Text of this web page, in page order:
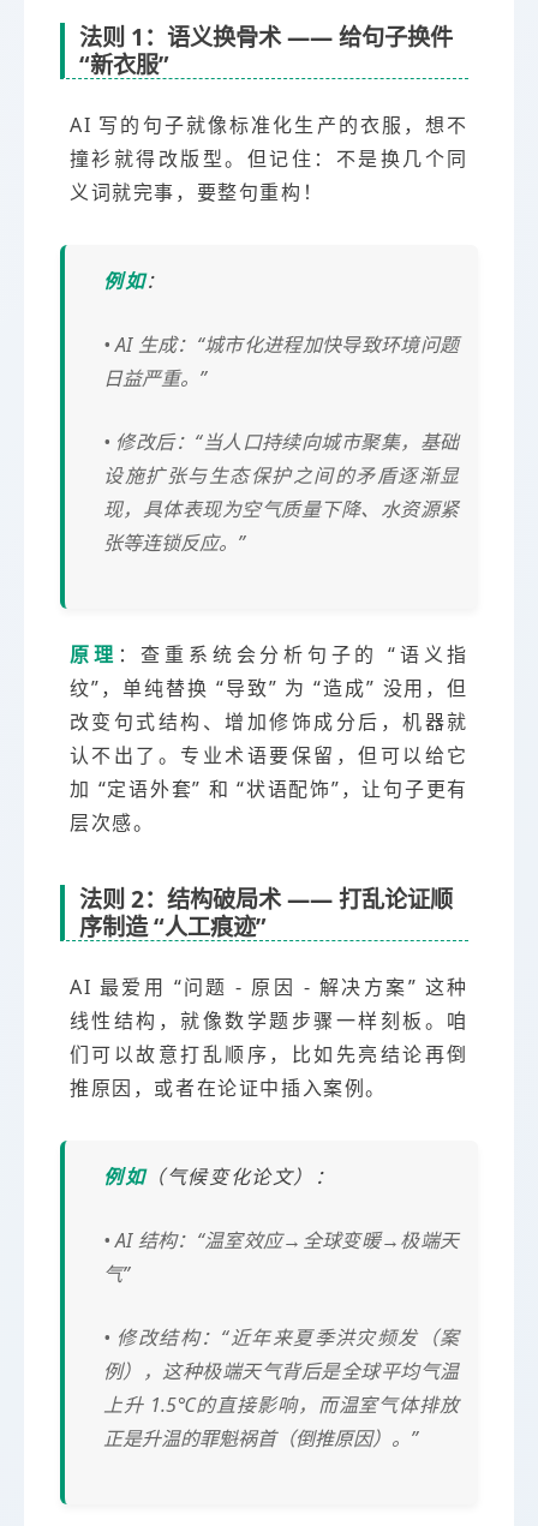
法则 1：语义换骨术 —— 给句子换件
“新衣服”
AI 写的句子就像标准化生产的衣服，想不
撞衫就得改版型。但记住：不是换几个同
义词就完事，要整句重构！
例如：
• AI 生成：“城市化进程加快导致环境问题
日益严重。”
• 修改后：“当人口持续向城市聚集，基础
设施扩张与生态保护之间的矛盾逐渐显
现，具体表现为空气质量下降、水资源紧
张等连锁反应。”
原理 ：查重系统会分析句子的 “语义指
纹”，单纯替换 “导致” 为 “造成” 没用，但
改变句式结构、增加修饰成分后，机器就
认不出了。专业术语要保留，但可以给它
加 “定语外套” 和 “状语配饰”，让句子更有
层次感。
法则 2：结构破局术 —— 打乱论证顺
序制造 “人工痕迹”
AI 最爱用 “问题 - 原因 - 解决方案” 这种
线性结构，就像数学题步骤一样刻板。咱
们可以故意打乱顺序，比如先亮结论再倒
推原因，或者在论证中插入案例。
例如（气候变化论文）：
• AI 结构：“温室效应→全球变暖→极端天
气”
• 修改结构：“近年来夏季洪灾频发（案
例），这种极端天气背后是全球平均气温
上升 1.5℃的直接影响，而温室气体排放
正是升温的罪魁祸首（倒推原因）。”